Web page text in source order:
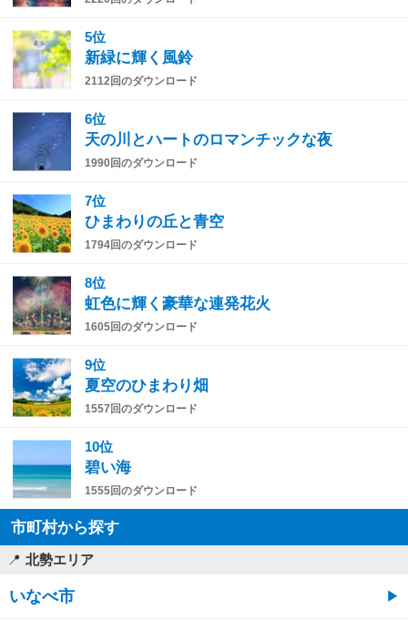
5位
新緑に輝く風鈴
2112回のダウンロード
6位
天の川とハートのロマンチックな夜
1990回のダウンロード
7位
ひまわりの丘と青空
1794回のダウンロード
8位
虹色に輝く豪華な連発花火
1605回のダウンロード
9位
夏空のひまわり畑
1557回のダウンロード
10位
碧い海
1555回のダウンロード
市町村から探す
北勢エリア
いなべ市